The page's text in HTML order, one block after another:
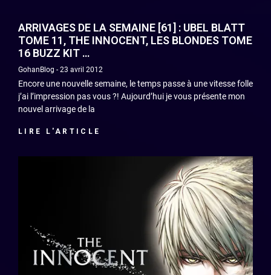
ARRIVAGES DE LA SEMAINE [61] : UBEL BLATT
TOME 11, THE INNOCENT, LES BLONDES TOME
16 BUZZ KIT …
GohanBlog 23 avril 2012
Encore une nouvelle semaine, le temps passe à une vitesse folle
j’ai l’impression pas vous ?! Aujourd’hui je vous présente mon
nouvel arrivage de la
LIRE L'ARTICLE